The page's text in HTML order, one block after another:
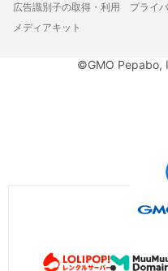
広告識別子の取得・利用
プライ
メディアキット
©GMO Pepabo,